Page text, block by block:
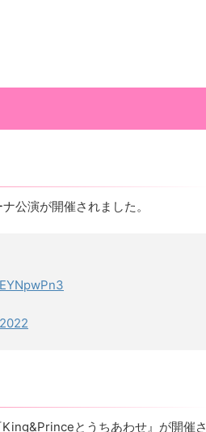
公演が開催されました。
とうちあわせ』が開催さ